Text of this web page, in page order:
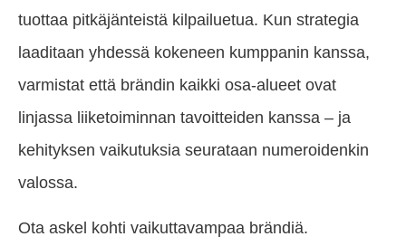
tuottaa pitkäjänteistä kilpailuetua. Kun strategia
laaditaan yhdessä kokeneen kumppanin kanssa,
varmistat että brändin kaikki osa-alueet ovat
linjassa liiketoiminnan tavoitteiden kanssa – ja
kehityksen vaikutuksia seurataan numeroidenkin
valossa.
Ota askel kohti vaikuttavampaa brändiä.